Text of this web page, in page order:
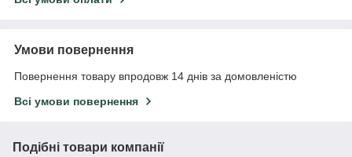
Умови повернення
Повернення товару впродовж 14 днів за домовленістю
Всі умови повернення
Подібні товари компанії